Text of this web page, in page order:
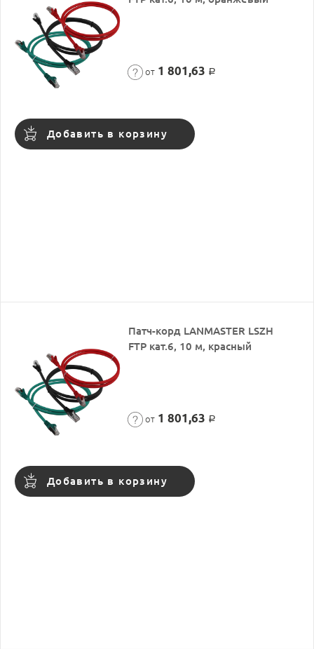
от 1 801,63 Р
Добавить в корзину
Патч-корд LANMASTER LSZH
FTP кат.6, 10 м, красный
от 1 801,63 Р
Добавить в корзину